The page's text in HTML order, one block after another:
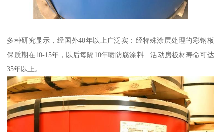
多种研究显示，经国外40年以上广泛实：经特殊涂层处理的彩钢板
保质期在10-15年，以后每隔10年喷防腐涂料，活动房板材寿命可达
35年以上。